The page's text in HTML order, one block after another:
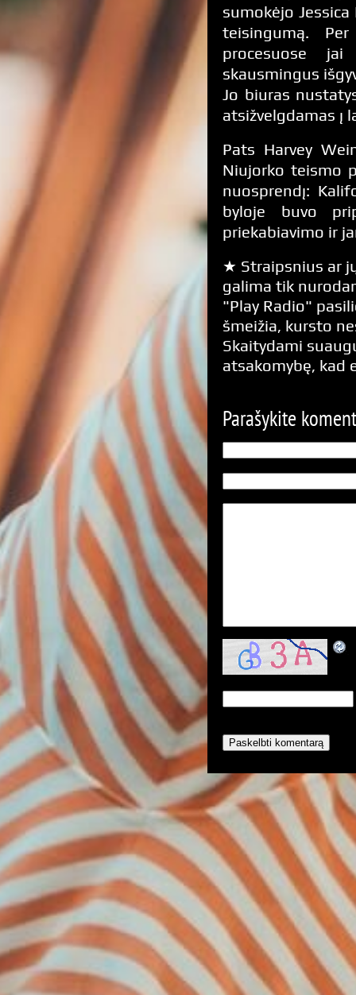
sumokėjo
teisingumą.
procesuose
skausmingus
Jo biuras
atsižvelgdamas į
Pats Harvey
Niujorko teismo
nuosprendį:
byloje buvo
priekabiavimo ir
★ Straipsnius ar
galima tik
"Play Radio"
šmeižia, kursto
Skaitydami
atsakomybę, kad
Parašykite